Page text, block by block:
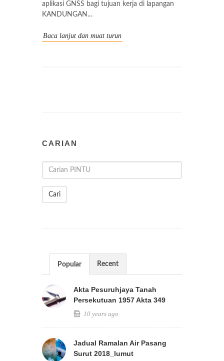
aplikasi GNSS bagi tujuan kerja di lapangan
KANDUNGAN...
Baca lanjut dan muat turun
CARIAN
Cari
Popular Recent
Akta Pesuruhjaya Tanah
Persekutuan 1957 Akta 349
10 years ago
Jadual Ramalan Air Pasang
Surut 2018_lumut